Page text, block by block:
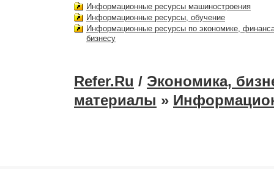
Информационные ресурсы машиностроения
Информационные ресурсы, обучение
Информационные ресурсы по экономике,
бизнесу
Refer.Ru / Экономика,
материалы »